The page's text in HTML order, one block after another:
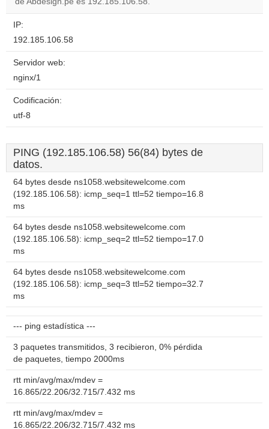
IP:
192.185.106.58
Servidor web:
nginx/1
Codificación:
utf-8
PING (192.185.106.58) 56(84) bytes de
datos.
64 bytes desde ns1058.websitewelcome.com
(192.185.106.58): icmp_seq=1 ttl=52 tiempo=16.8
ms
64 bytes desde ns1058.websitewelcome.com
(192.185.106.58): icmp_seq=2 ttl=52 tiempo=17.0
ms
64 bytes desde ns1058.websitewelcome.com
(192.185.106.58): icmp_seq=3 ttl=52 tiempo=32.7
ms
--- ping estadística ---
3 paquetes transmitidos, 3 recibieron, 0% pérdida
de paquetes, tiempo 2000ms
rtt min/avg/max/mdev =
16.865/22.206/32.715/7.432 ms
rtt min/avg/max/mdev =
16.865/22.206/32.715/7.432 ms